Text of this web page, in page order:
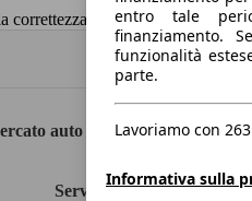
correttezza dei dati.
auto europeo.
Servizi
entro tale
finanziamento.
funzionalità
parte.
Lavoriamo con
Informativa sulla